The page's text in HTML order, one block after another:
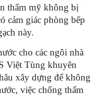
thẩm mỹ không bị
cảm giác phòng bếp
này.
cho các ngôi nhà
Việt Tùng khuyên
xây dựng để không
việc chống thấm